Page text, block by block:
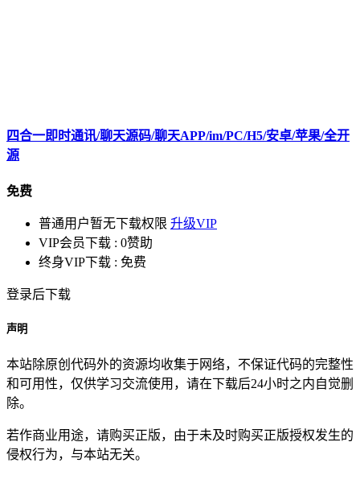
四合一即时通讯/聊天源码/聊天APP/im/PC/H5/安卓/苹果/全开
源
免费
普通用户暂无下载权限 升级VIP
VIP会员下载 : 0赞助
终身VIP下载 : 免费
登录后下载
声明
本站除原创代码外的资源均收集于网络，不保证代码的完整性
和可用性，仅供学习交流使用，请在下载后24小时之内自觉删
除。
若作商业用途，请购买正版，由于未及时购买正版授权发生的
侵权行为，与本站无关。